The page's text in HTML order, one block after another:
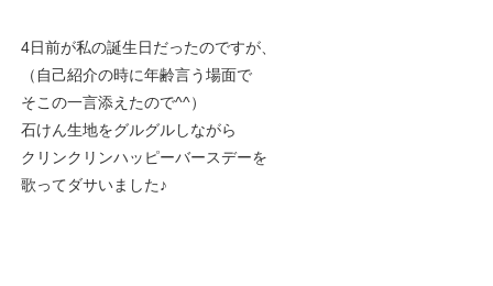
4日前が私の誕生日だったのですが、
（自己紹介の時に年齢言う場面で
そこの一言添えたので^^）
石けん生地をグルグルしながら
クリンクリンハッピーバースデーを
歌ってダサいました♪